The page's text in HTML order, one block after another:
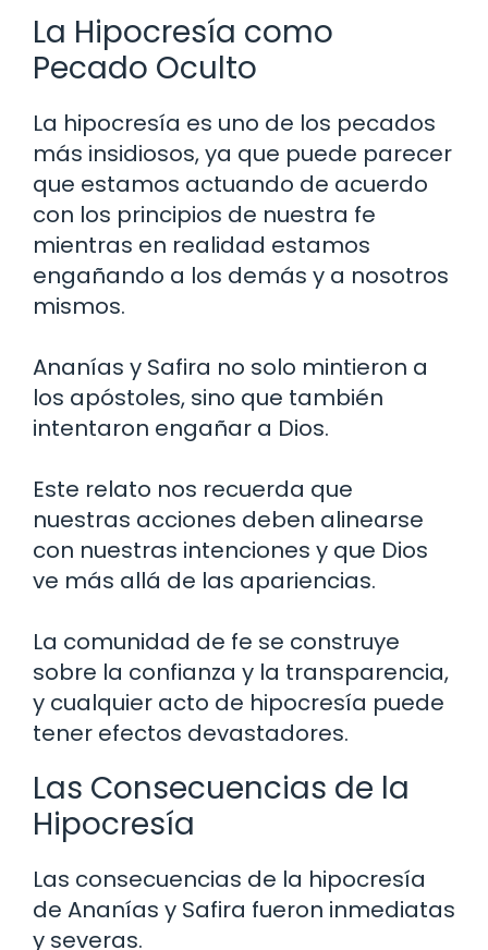
La Hipocresía como
Pecado Oculto
La hipocresía es uno de los pecados
más insidiosos, ya que puede parecer
que estamos actuando de acuerdo
con los principios de nuestra fe
mientras en realidad estamos
engañando a los demás y a nosotros
mismos.
Ananías y Safira no solo mintieron a
los apóstoles, sino que también
intentaron engañar a Dios.
Este relato nos recuerda que
nuestras acciones deben alinearse
con nuestras intenciones y que Dios
ve más allá de las apariencias.
La comunidad de fe se construye
sobre la confianza y la transparencia,
y cualquier acto de hipocresía puede
tener efectos devastadores.
Las Consecuencias de la
Hipocresía
Las consecuencias de la hipocresía
de Ananías y Safira fueron inmediatas
y severas.